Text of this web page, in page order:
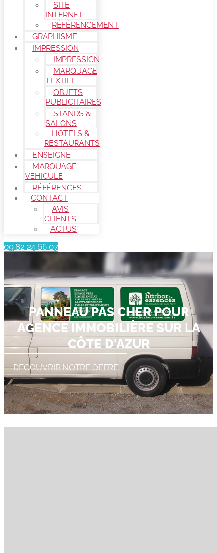
SITE
INTERNET
RÉFÉRENCEMENT
GRAPHISME
IMPRESSION
IMPRESSION
MARQUAGE
TEXTILE
OBJETS
PUBLICITAIRES
STANDS &
SALONS
HOTELS &
RESTAURANTS
ENSEIGNE
MARQUAGE
VEHICULE
RÉFÉRENCES
CONTACT
AVIS
CLIENTS
ACTUS
09 82 24 66 07
PANNEAU PAS CHER POUR
AGENCE IMMOBILIÈRE SUR LA
CÔTE D'AZUR
DÉCOUVRIR NOTRE OFFRE